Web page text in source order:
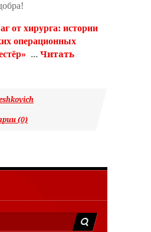
от хирурга: истории
операционных
... Читать
(0)